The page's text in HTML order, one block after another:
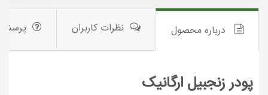
درباره محصول نظرات کاربران
پودر زنجبیل ارگانیک